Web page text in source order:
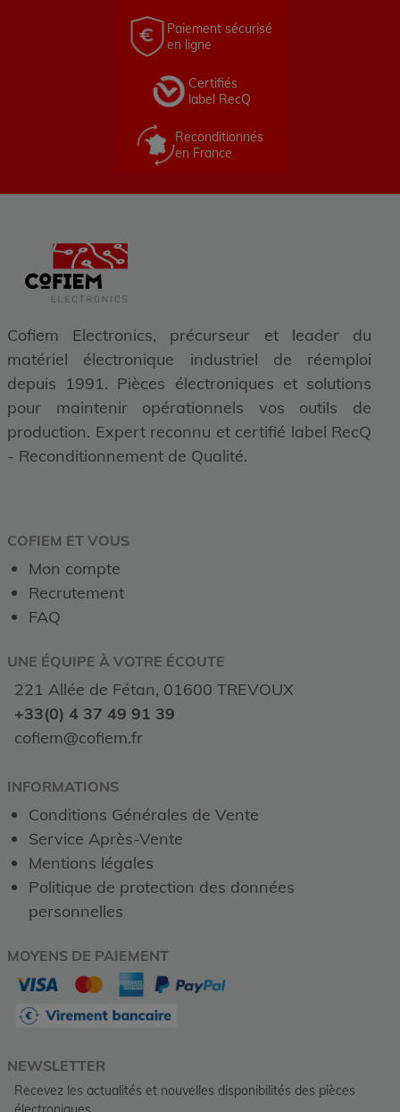
Paiement sécurisé
en ligne
Certifiés
label RecQ
Reconditionnés
en France
Cofiem Electronics, précurseur et leader du
matériel électronique industriel de réemploi
depuis 1991. Pièces électroniques et solutions
pour maintenir opérationnels vos outils de
production. Expert reconnu et certifié label RecQ
- Reconditionnement de Qualité.
COFIEM ET VOUS
Mon compte
Recrutement
FAQ
UNE ÉQUIPE À VOTRE ÉCOUTE
221 Allée de Fétan, 01600 TREVOUX
+33(0) 4 37 49 91 39
cofiem@cofiem.fr
INFORMATIONS
Conditions Générales de Vente
Service Après-Vente
Mentions légales
Politique de protection des données
personnelles
MOYENS DE PAIEMENT
NEWSLETTER
Recevez les actualités et nouvelles disponibilités des pièces